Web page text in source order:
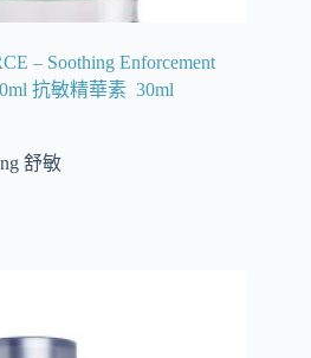
– Soothing Enforcement
抗敏精華素 30ml
舒敏